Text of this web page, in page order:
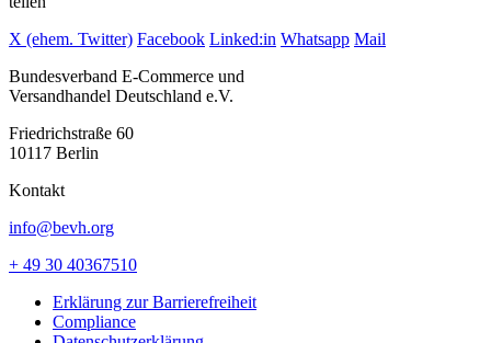
X (ehem. Twitter) Facebook Linked:in Whatsapp Mail
Bundesverband E-Commerce und
Versandhandel Deutschland e.V.
Friedrichstraße 60
10117 Berlin
Kontakt
info@bevh.org
+ 49 30 40367510
Erklärung zur Barrierefreiheit
Compliance